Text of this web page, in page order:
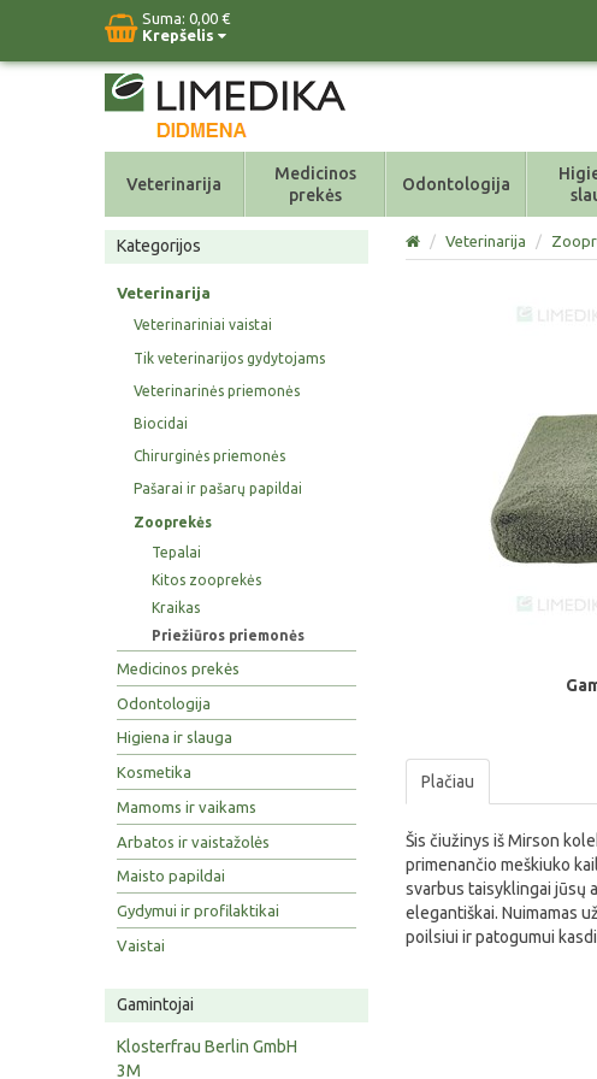
Suma: 0,00 €
Krepšelis
Veterinarija
Medicinos
prekės
Odontologija
Kategorijos
Veterinarija
Veterinariniai vaistai
Tik veterinarijos gydytojams
Veterinarinės priemonės
Biocidai
Chirurginės priemonės
Pašarai ir pašarų papildai
Zooprekės
Tepalai
Kitos zooprekės
Kraikas
Priežiūros priemonės
Medicinos prekės
Odontologija
Higiena ir slauga
Kosmetika
Mamoms ir vaikams
Arbatos ir vaistažolės
Maisto papildai
Gydymui ir profilaktikai
Vaistai
Gamintojai
Klosterfrau Berlin GmbH
3M
/ Veterinarija /
Plačiau
Šis čiužinys iš Mirson
primenančio meškiuko
svarbus taisyklingai jūsų
elegantiškai. Nuimamas
poilsiui ir patogumui